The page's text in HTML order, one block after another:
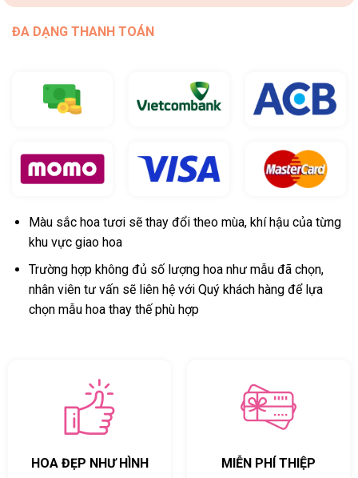
ĐA DẠNG THANH TOÁN
Màu sắc hoa tươi sẽ thay đổi theo mùa, khí hậu của từng
khu vực giao hoa
Trường hợp không đủ số lượng hoa như mẫu đã chọn,
nhân viên tư vấn sẽ liên hệ với Quý khách hàng để lựa
chọn mẫu hoa thay thế phù hợp
HOA ĐẸP NHƯ HÌNH
MIỄN PHÍ THIỆP